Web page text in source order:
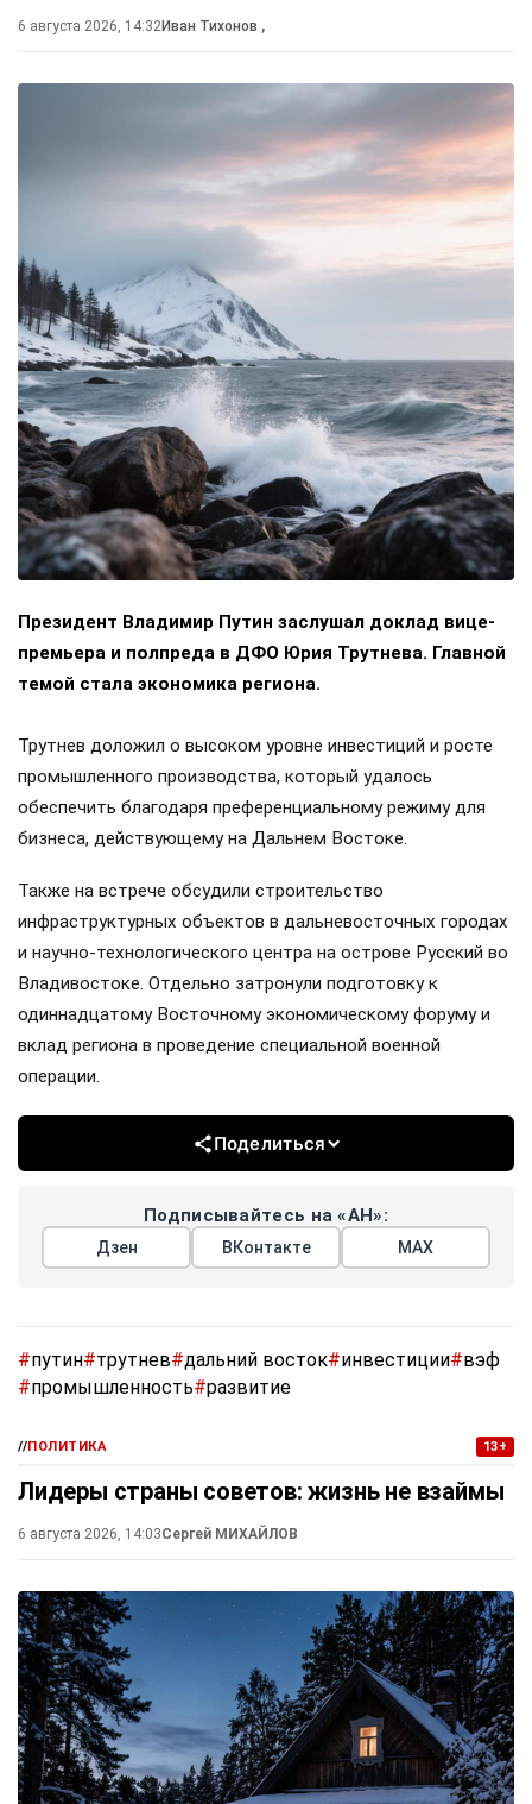
6 августа 2026, 14:32Иван Тихонов ,
Президент Владимир Путин заслушал доклад вице-
премьера и полпреда в ДФО Юрия Трутнева. Главной
темой стала экономика региона.
Трутнев доложил о высоком уровне инвестиций и росте
промышленного производства, который удалось
обеспечить благодаря преференциальному режиму для
бизнеса, действующему на Дальнем Востоке.
Также на встрече обсудили строительство
инфраструктурных объектов в дальневосточных городах
и научно-технологического центра на острове Русский во
Владивостоке. Отдельно затронули подготовку к
одиннадцатому Восточному экономическому форуму и
вклад региона в проведение специальной военной
операции.
Поделиться
Подписывайтесь на «АН»:
Дзен ВКонтакте МАХ
#путин#трутнев#дальний восток#инвестиции#вэф
#промышленность#развитие
//ПОЛИТИКА 13+
Лидеры страны советов: жизнь не взаймы
6 августа 2026, 14:03Сергей МИХАЙЛОВ